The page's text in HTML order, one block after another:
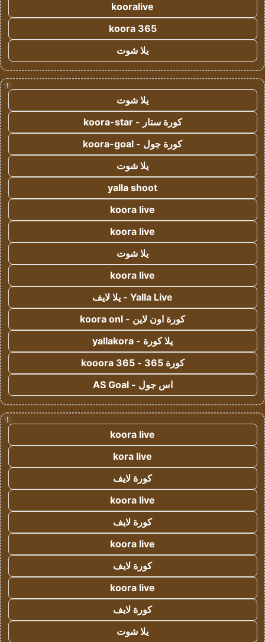
kooralive
koora 365
يلا شوت
!
يلا شوت
كورة ستار - koora-star
كورة جول - koora-goal
يلا شوت
yalla shoot
koora live
koora live
يلا شوت
koora live
Yalla Live - يلا لايف
كورة اون لاين - koora onl
يلا كورة - yallakora
كورة 365 - kooora 365
اس جول - AS Goal
!
koora live
kora live
كورة لايف
koora live
كورة لايف
koora live
كورة لايف
koora live
كورة لايف
يلا شوت